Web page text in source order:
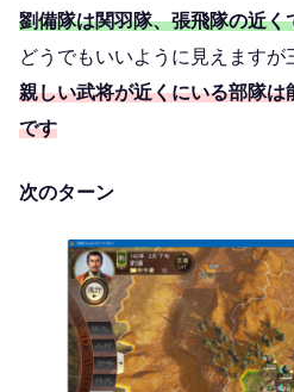
劉備隊は関羽隊、張飛隊の近く
どうでもいいように見えますが
親しい武将が近くにいる部隊
です
次のターン